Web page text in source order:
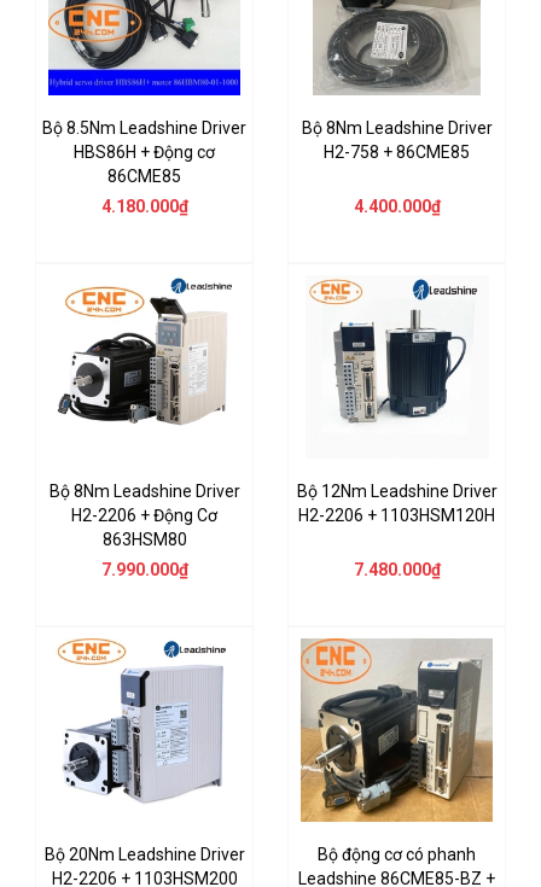
Bộ 8.5Nm Leadshine Driver
HBS86H + Động cơ
86CME85
4.180.000₫
Bộ 8Nm Leadshine Driver
H2-758 + 86CME85
4.400.000₫
Bộ 8Nm Leadshine Driver
H2-2206 + Động Cơ
863HSM80
7.990.000₫
Bộ 12Nm Leadshine Driver
H2-2206 + 1103HSM120H
7.480.000₫
Bộ 20Nm Leadshine Driver
H2-2206 + 1103HSM200
Bộ động cơ có phanh
Leadshine 86CME85-BZ +